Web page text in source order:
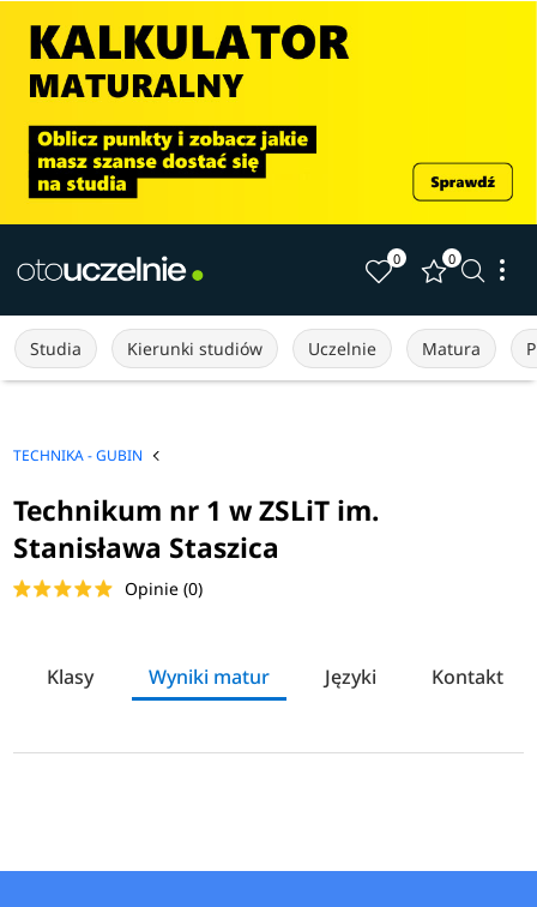
0 0
Studia Kierunki studiów Uczelnie Matura
TECHNIKA - GUBIN
Technikum nr 1 w ZSLiT im.
Stanisława Staszica
Opinie (0)
Klasy Wyniki matur Języki Kontakt